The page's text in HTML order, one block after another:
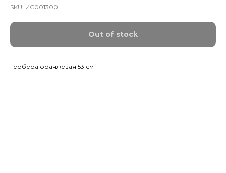
SKU: ИС001300
Out of stock
Гербера оранжевая 53 см